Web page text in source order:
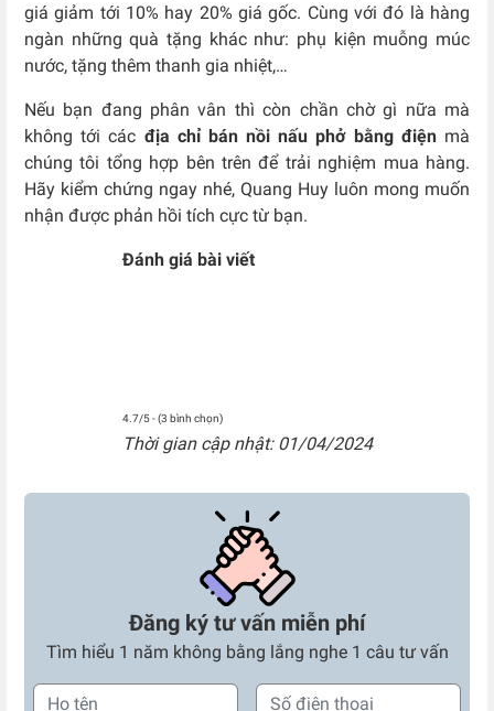
giá giảm tới 10% hay 20% giá gốc. Cùng với đó là hàng
ngàn những quà tặng khác như: phụ kiện muỗng múc
nước, tặng thêm thanh gia nhiệt,…
Nếu bạn đang phân vân thì còn chần chờ gì nữa mà
không tới các địa chỉ bán nồi nấu phở bằng điện mà
chúng tôi tổng hợp bên trên để trải nghiệm mua hàng.
Hãy kiểm chứng ngay nhé, Quang Huy luôn mong muốn
nhận được phản hồi tích cực từ bạn.
Đánh giá bài viết
4.7/5 - (3 bình chọn)
Thời gian cập nhật: 01/04/2024
Đăng ký tư vấn miễn phí
Tìm hiểu 1 năm không bằng lắng nghe 1 câu tư vấn